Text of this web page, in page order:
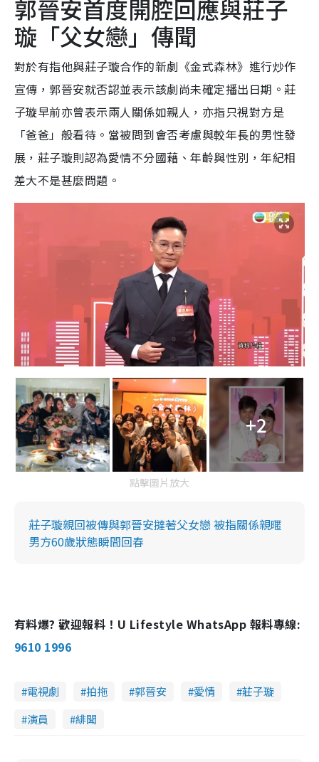
郭晉安首度開腔回應與莊子
璇「父女戀」傳聞
對於有指他與莊子璇合作的新劇《金式森林》進行炒作
宣傳，郭晉安就否認並表示該劇尚未確定播出日期。莊
子璇早前亦曾表示兩人關係如親人，亦指只視對方是
「爸爸」般看待。當被問到會否考慮與較年長的男性發
展，莊子璇則認為愛情不分國藉、年齡與性別，年紀相
差大不是甚麼問題。
+2
點擊圖片放大
莊子璇親回被傳與郭晉安撻著父女戀 被指關係親暱
男方60歲狀態瞬間回春
有料爆? 歡迎報料！U Lifestyle WhatsApp 報料專線:
9610 1996
電視劇 拍拖 郭晉安 愛情
莊子璇
演員
緋聞